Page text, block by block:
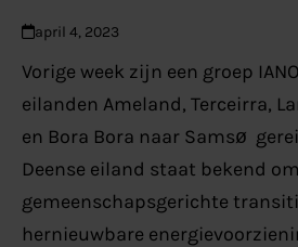
april 4, 2023
Vorige week zijn een groep
eilanden Ameland, Terceirra,
en Bora Bora naar Samsø
Deense eiland staat bekend
gemeenschapsgerichte
hernieuwbare